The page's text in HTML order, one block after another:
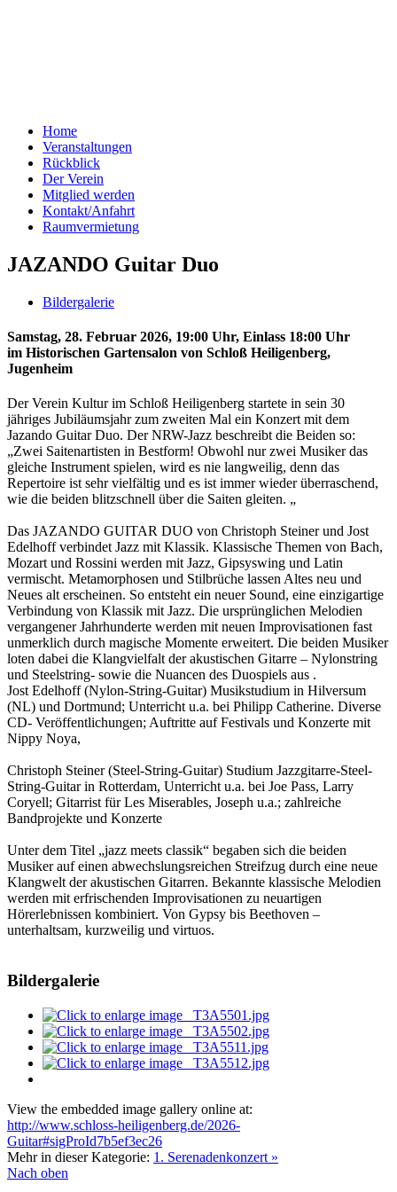
Home
Veranstaltungen
Rückblick
Der Verein
Mitglied werden
Kontakt/Anfahrt
Raumvermietung
JAZANDO Guitar Duo
Bildergalerie
Samstag, 28. Februar 2026, 19:00 Uhr, Einlass 18:00 Uhr
im Historischen Gartensalon von Schloß Heiligenberg,
Jugenheim
Der Verein Kultur im Schloß Heiligenberg startete in sein 30
jähriges Jubiläumsjahr zum zweiten Mal ein Konzert mit dem
Jazando Guitar Duo. Der NRW-Jazz beschreibt die Beiden so:
„Zwei Saitenartisten in Bestform! Obwohl nur zwei Musiker das
gleiche Instrument spielen, wird es nie langweilig, denn das
Repertoire ist sehr vielfältig und es ist immer wieder überraschend,
wie die beiden blitzschnell über die Saiten gleiten. „
Das JAZANDO GUITAR DUO von Christoph Steiner und Jost
Edelhoff verbindet Jazz mit Klassik. Klassische Themen von Bach,
Mozart und Rossini werden mit Jazz, Gipsyswing und Latin
vermischt. Metamorphosen und Stilbrüche lassen Altes neu und
Neues alt erscheinen. So entsteht ein neuer Sound, eine einzigartige
Verbindung von Klassik mit Jazz. Die ursprünglichen Melodien
vergangener Jahrhunderte werden mit neuen Improvisationen fast
unmerklich durch magische Momente erweitert. Die beiden Musiker
loten dabei die Klangvielfalt der akustischen Gitarre – Nylonstring
und Steelstring- sowie die Nuancen des Duospiels aus .
Jost Edelhoff (Nylon-String-Guitar) Musikstudium in Hilversum
(NL) und Dortmund; Unterricht u.a. bei Philipp Catherine. Diverse
CD- Veröffentlichungen; Auftritte auf Festivals und Konzerte mit
Nippy Noya,
Christoph Steiner (Steel-String-Guitar) Studium Jazzgitarre-Steel-
String-Guitar in Rotterdam, Unterricht u.a. bei Joe Pass, Larry
Coryell; Gitarrist für Les Miserables, Joseph u.a.; zahlreiche
Bandprojekte und Konzerte
Unter dem Titel „jazz meets classik“ begaben sich die beiden
Musiker auf einen abwechslungsreichen Streifzug durch eine neue
Klangwelt der akustischen Gitarren. Bekannte klassische Melodien
werden mit erfrischenden Improvisationen zu neuartigen
Hörerlebnissen kombiniert. Von Gypsy bis Beethoven –
unterhaltsam, kurzweilig und virtuos.
Bildergalerie
View the embedded image gallery online at:
http://www.schloss-heiligenberg.de/2026-
Guitar#sigProId7b5ef3ec26
Mehr in dieser Kategorie: 1. Serenadenkonzert »
Nach oben